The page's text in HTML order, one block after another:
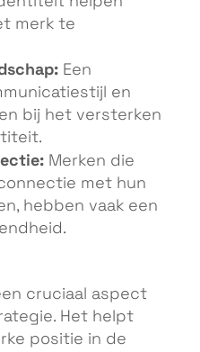
merk te
Een
en
bij het versterken
Merken die
met hun
hebben vaak een
cruciaal aspect
Het helpt
positie in de